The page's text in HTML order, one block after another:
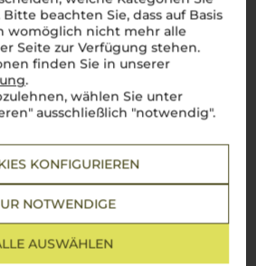
beachten Sie, dass auf Basis
womöglich nicht mehr alle
Seite zur Verfügung stehen.
finden Sie in unserer
.
wählen Sie unter
ausschließlich "notwendig".
KONFIGURIEREN
NOTWENDIGE
AUSWÄHLEN
di Montalcino